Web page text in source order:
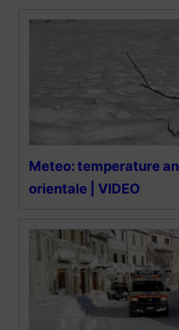
Meteo: temperature
orientale | VIDEO